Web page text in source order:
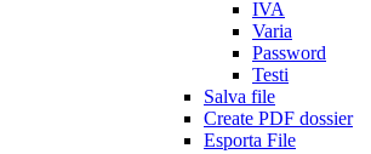
IVA
Varia
Password
Testi
Salva file
Create PDF dossier
Esporta File